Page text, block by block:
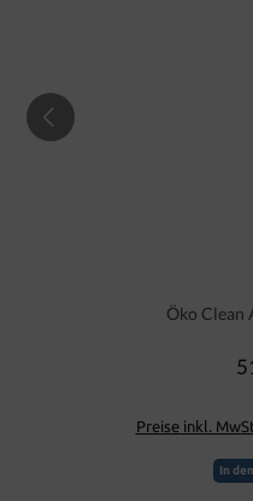
Öko Clean
Preise inkl.
In